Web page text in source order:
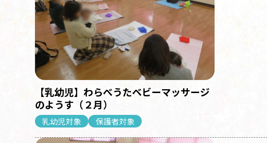
【乳幼児】わらべうたベビーマッサージ
のようす（２月）
乳幼児対象 保護者対象